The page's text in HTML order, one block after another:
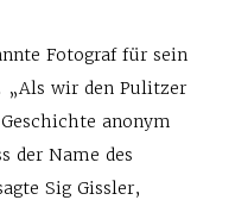
Fotograf für sein
„Als wir den Pulitzer
anonym
der Name des
Sig Gissler,